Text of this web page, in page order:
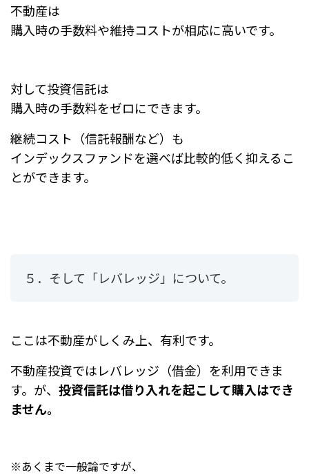
不動産は
購入時の手数料や維持コストが相応に高いです。
対して投資信託は
購入時の手数料をゼロにできます。
継続コスト（信託報酬など）も
インデックスファンドを選べば比較的低く抑えるこ
とができます。
５．そして「レバレッジ」について。
ここは不動産がしくみ上、有利です。
不動産投資ではレバレッジ（借金）を利用できま
す。 が、 投資信託は借り入れを起こして購入はでき
ません。
※あくまで一般論ですが、